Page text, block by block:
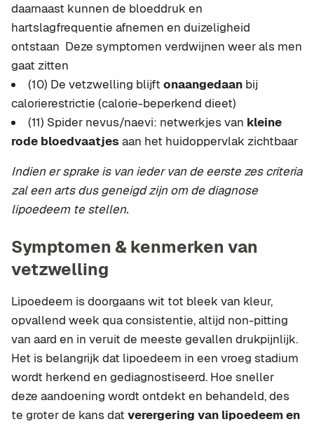
daarnaast kunnen de bloeddruk en
hartslagfrequentie afnemen en duizeligheid
ontstaan Deze symptomen verdwijnen weer als men
gaat zitten
(10) De vetzwelling blijft onaangedaan bij
calorierestrictie (calorie-beperkend dieet)
(11) Spider nevus/naevi: netwerkjes van kleine
rode bloedvaatjes aan het huidoppervlak zichtbaar
Indien er sprake is van ieder van de eerste zes criteria
zal een arts dus geneigd zijn om de diagnose
lipoedeem te stellen.
Symptomen & kenmerken van
vetzwelling
Lipoedeem is doorgaans wit tot bleek van kleur,
opvallend week qua consistentie, altijd non-pitting
van aard en in veruit de meeste gevallen drukpijnlijk.
Het is belangrijk dat lipoedeem in een vroeg stadium
wordt herkend en gediagnostiseerd. Hoe sneller
deze aandoening wordt ontdekt en behandeld, des
te groter de kans dat verergering van lipoedeem en